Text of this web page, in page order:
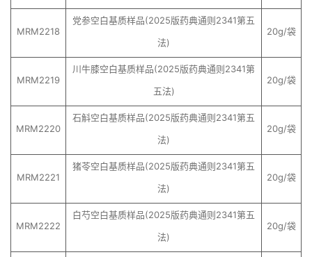
MRM2218
党参空白基质样品(2025版药典通则2341第五
法)
20g/袋
MRM2219
川牛膝空白基质样品(2025版药典通则2341第
五法)
20g/袋
MRM2220
石斛空白基质样品(2025版药典通则2341第五
法)
20g/袋
MRM2221
猪苓空白基质样品(2025版药典通则2341第五
法)
20g/袋
MRM2222
白芍空白基质样品(2025版药典通则2341第五
法)
20g/袋